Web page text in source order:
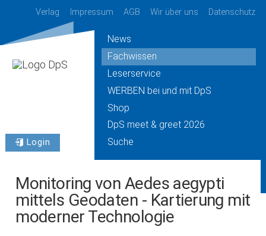
Verlag Impressum AGB Wir über uns Datenschutz
Login
News
Fachwissen
Leserservice
WERBEN bei und mit DpS
Shop
DpS meet & greet 2026
Suche
Monitoring von Aedes aegypti
mittels Geodaten - Kartierung mit
moderner Technologie